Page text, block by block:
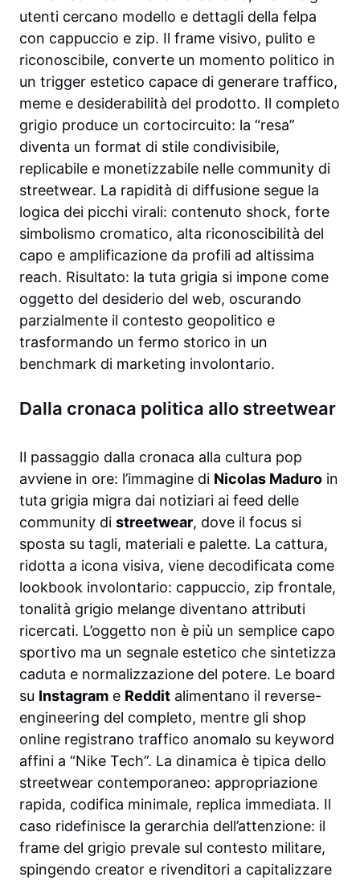
utenti cercano modello e dettagli della felpa
con cappuccio e zip. Il frame visivo, pulito e
riconoscibile, converte un momento politico in
un trigger estetico capace di generare traffico,
meme e desiderabilità del prodotto. Il completo
grigio produce un cortocircuito: la “resa”
diventa un format di stile condivisibile,
replicabile e monetizzabile nelle community di
streetwear. La rapidità di diffusione segue la
logica dei picchi virali: contenuto shock, forte
simbolismo cromatico, alta riconoscibilità del
capo e amplificazione da profili ad altissima
reach. Risultato: la tuta grigia si impone come
oggetto del desiderio del web, oscurando
parzialmente il contesto geopolitico e
trasformando un fermo storico in un
benchmark di marketing involontario.
Dalla cronaca politica allo streetwear
Il passaggio dalla cronaca alla cultura pop
avviene in ore: l’immagine di Nicolas Maduro in
tuta grigia migra dai notiziari ai feed delle
community di streetwear, dove il focus si
sposta su tagli, materiali e palette. La cattura,
ridotta a icona visiva, viene decodificata come
lookbook involontario: cappuccio, zip frontale,
tonalità grigio melange diventano attributi
ricercati. L’oggetto non è più un semplice capo
sportivo ma un segnale estetico che sintetizza
caduta e normalizzazione del potere. Le board
su Instagram e Reddit alimentano il reverse-
engineering del completo, mentre gli shop
online registrano traffico anomalo su keyword
affini a “Nike Tech”. La dinamica è tipica dello
streetwear contemporaneo: appropriazione
rapida, codifica minimale, replica immediata. Il
caso ridefinisce la gerarchia dell’attenzione: il
frame del grigio prevale sul contesto militare,
spingendo creator e rivenditori a capitalizzare